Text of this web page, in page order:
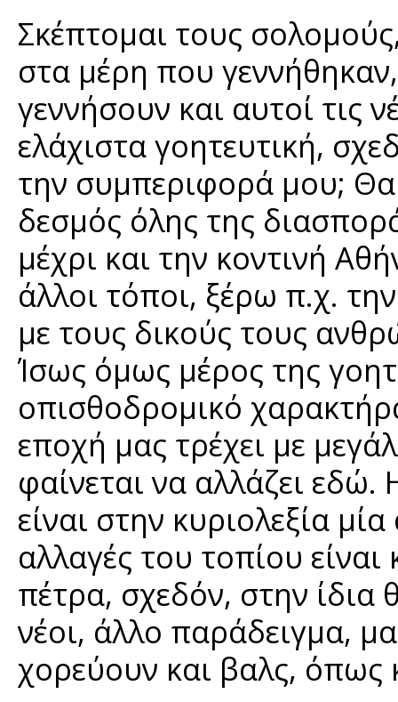
Σκέπτομαι τους
στα μέρη που
γεννήσουν και αυτοί τις
ελάχιστα γοητευτική,
την συμπεριφορά μου; Θα
δεσμός όλης της
μέχρι και την κοντινή
άλλοι τόποι, ξέρω π.χ.
με τους δικούς τους
Ίσως όμως μέρος της
οπισθοδρομικό
εποχή μας τρέχει με
φαίνεται να αλλάζει
είναι στην κυριολεξία
αλλαγές του τοπίου
πέτρα, σχεδόν, στην
νέοι, άλλο παράδειγμα,
χορεύουν και βαλς,